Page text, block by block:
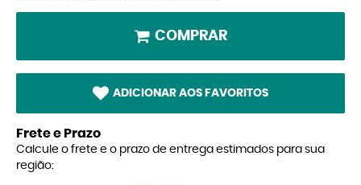
COMPRAR
ADICIONAR AOS FAVORITOS
Frete e Prazo
Calcule o frete e o prazo de entrega estimados para sua
região: